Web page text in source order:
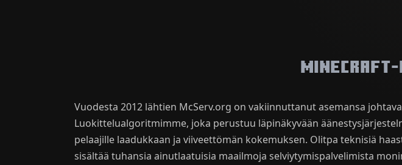
Vuodesta 2012 lähtien McServ.org on vakiinnuttanut asemansa
Luokittelualgoritmimme, joka perustuu läpinäkyvään
pelaajille laadukkaan ja viiveettömän kokemuksen. Olitpa teknisiä
sisältää tuhansia ainutlaatuisia maailmoja selviytymispalvelimista